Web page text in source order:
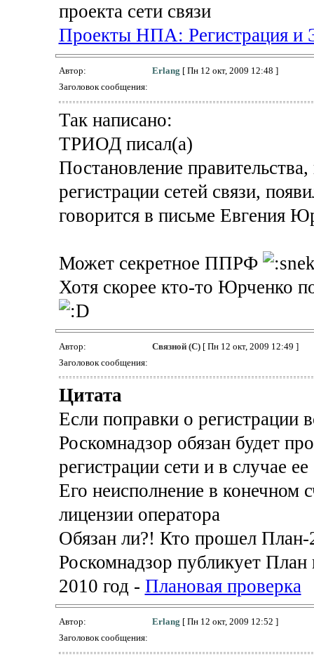
проекта сети связи
Проекты НПА: Регистрация и
Автор: Erlang [ Пн 12 окт, 2009 12:48 ]
Заголовок сообщения:
Так написано:
ТРИОД писал(а)
Постановление
регистрации сетей связи,
говорится в письме Евгения
Может секретное ППРФ
Хотя скорее кто-то Юрченко
Автор: Связной (С)[ Пн 12 окт, 2009 12:49 ]
Заголовок сообщения:
Цитата
Если поправки о регистрации
Роскомнадзор обязан будет
регистрации сети и в случае
Его неисполнение в конечном
лицензии оператора
Обязан ли?! Кто прошел План-
Роскомнадзор публикует
2010 год - Плановая проверка
Автор: Erlang [ Пн 12 окт, 2009 12:52 ]
Заголовок сообщения: